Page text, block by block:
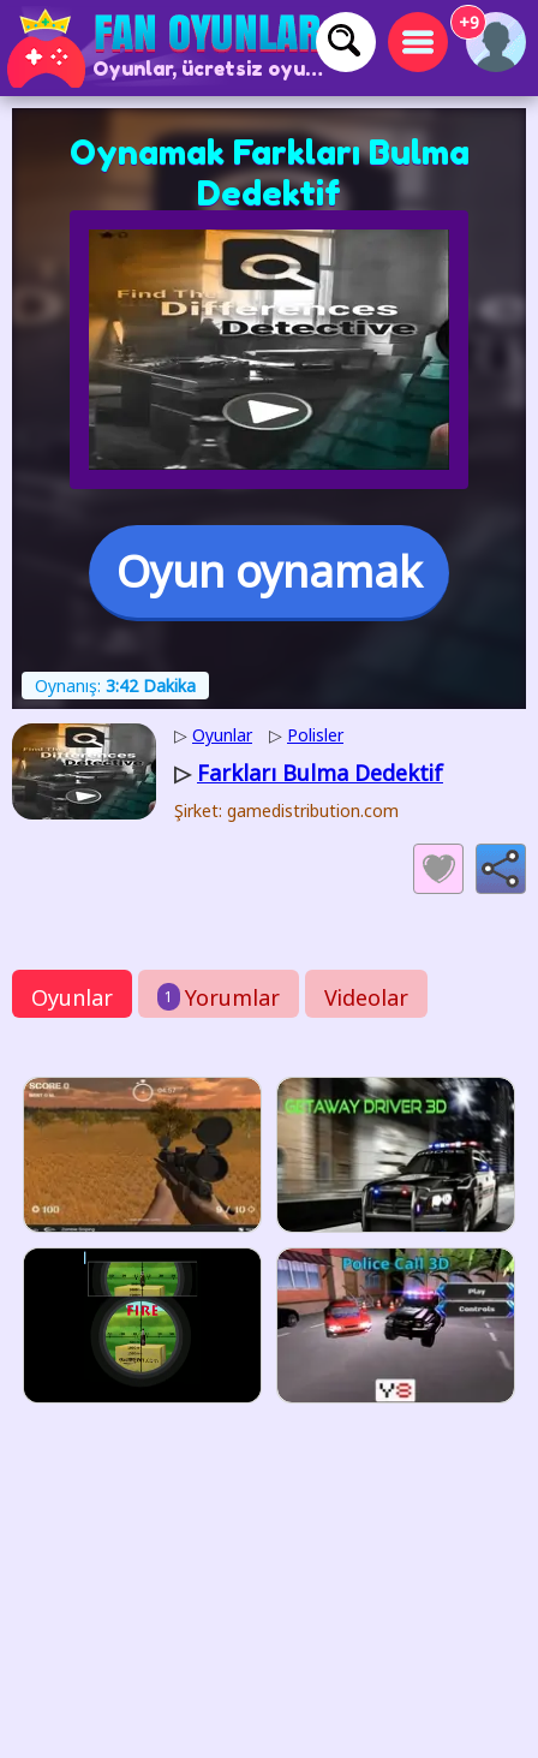
Oyunlar, ücretsiz oyunlar ve çevrimiçi oyunlar
+9
Oynamak Farkları Bulma
Dedektif
Oyun oynamak
Oynanış: 3:42 Dakika
▷ Oyunlar ▷ Polisler
▷ Farkları Bulma Dedektif
Şirket: gamedistribution.com
Oyunlar 1 Yorumlar Videolar